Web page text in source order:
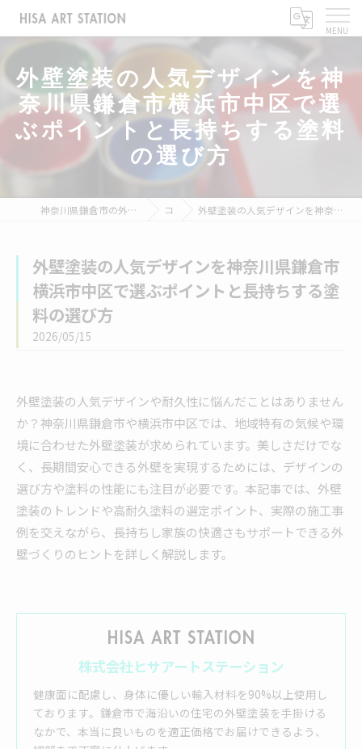
外壁塗装の人気デザインを神
奈川県鎌倉市横浜市中区で選
ぶポイントと長持ちする塗料
の選び方
神奈川県鎌倉市の外壁塗装なら株式会社ヒサアートステーション コラム 外壁塗装の人気デザインを神奈川県鎌倉市横浜市中区で選ぶポイントと長持ちする塗料の選び方
外壁塗装の人気デザインを神奈川県鎌倉市
横浜市中区で選ぶポイントと長持ちする塗
料の選び方
2026/05/15
外壁塗装の人気デザインや耐久性に悩んだことはありません
か？神奈川県鎌倉市や横浜市中区では、地域特有の気候や環
境に合わせた外壁塗装が求められています。美しさだけでな
く、長期間安心できる外壁を実現するためには、デザインの
選び方や塗料の性能にも注目が必要です。本記事では、外壁
塗装のトレンドや高耐久塗料の選定ポイント、実際の施工事
例を交えながら、長持ちし家族の快適さもサポートできる外
壁づくりのヒントを詳しく解説します。
株式会社ヒサアートステーション
健康面に配慮し、身体に優しい輸入材料を90%以上使用し
ております。鎌倉市で海沿いの住宅の外壁塗装を手掛ける
なかで、本当に良いものを適正価格でお届けできるよう、